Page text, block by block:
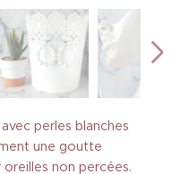
perles blanches
une goutte
non percées.